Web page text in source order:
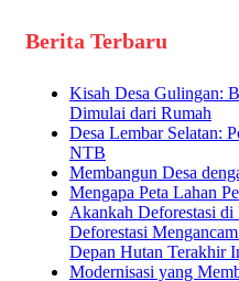
Berita Terbaru
Kisah Desa Gulingan:
Dimulai dari Rumah
Desa Lembar Selatan:
NTB
Membangun Desa
Mengapa Peta Lahan
Akankah Deforestasi di
Deforestasi
Depan Hutan Terakhir
Modernisasi yang